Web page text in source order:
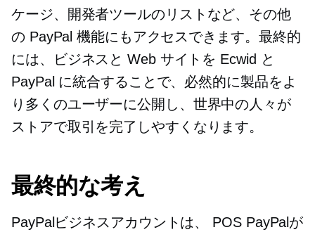
ケージ、開発者ツールのリストなど、その他
の PayPal 機能にもアクセスできます。最終的
には、ビジネスと Web サイトを Ecwid と
PayPal に統合することで、必然的に製品をよ
り多くのユーザーに公開し、世界中の人々が
ストアで取引を完了しやすくなります。
最終的な考え
PayPalビジネスアカウントは、 POSPayPalが